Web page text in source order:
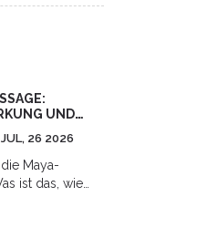
UND
JUL, 26 2026
Maya-
ist das, wie